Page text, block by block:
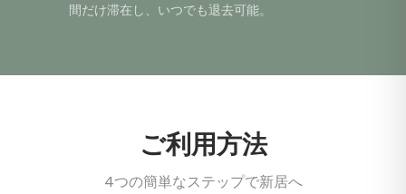
間だけ滞在し、いつでも退去可能。
ご利用方法
4つの簡単なステップで新居へ